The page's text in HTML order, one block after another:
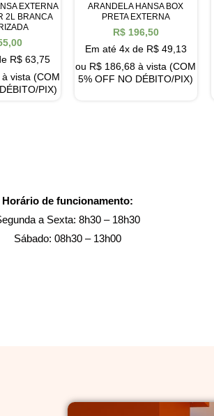
EXTERNA
2L BRANCA
R$ 63,75
à vista (COM
PIX)
ARANDELA HANSA BOX
PRETA EXTERNA
R$196,50
Em até 4x de R$49,13
ou R$ 186,68 à vista (COM
5% OFF NO DÉBITO/PIX)
Horário de funcionamento:
a Sexta: 8h30 – 18h30
Sábado: 08h30 – 13h00